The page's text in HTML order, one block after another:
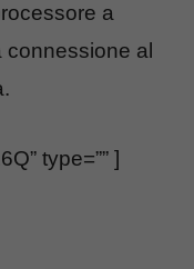
a
connessione al
type=”” ]